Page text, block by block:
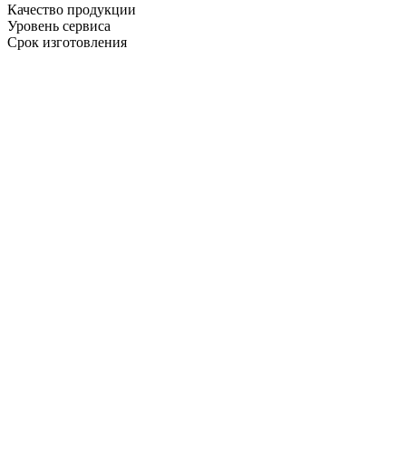
Качество продукции
Уровень сервиса
Срок изготовления